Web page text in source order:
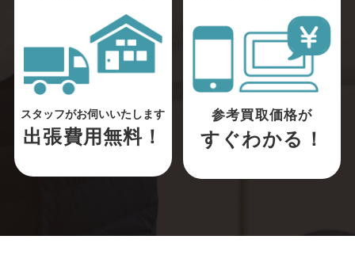
スタッフがお伺いいたします
出張費用無料！
参考買取価格が
すぐわかる！